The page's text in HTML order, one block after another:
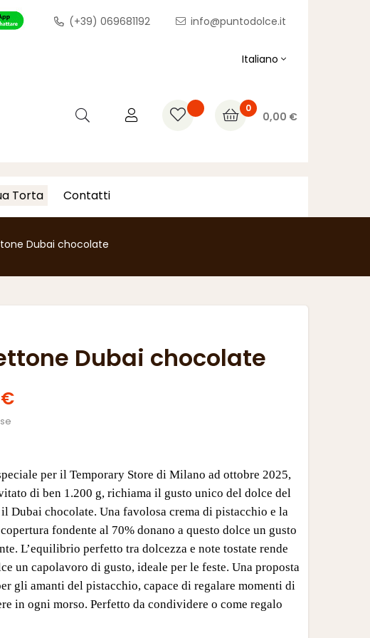
(+39) 069681192 info@puntodolce.it
Italiano
0
0,00 €
Torta Contatti
Dubai chocolate
Dubai chocolate
per il Temporary Store di Milano ad ottobre 2025,
di ben 1.200 g, richiama il gusto unico del dolce del
Dubai chocolate. Una favolosa crema di pistacchio e la
fondente al 70% donano a questo dolce un gusto
L’equilibrio perfetto tra dolcezza e note tostate rende
un capolavoro di gusto, ideale per le feste. Una proposta
gli amanti del pistacchio, capace di regalare momenti di
in ogni morso. Perfetto da condividere o come regalo